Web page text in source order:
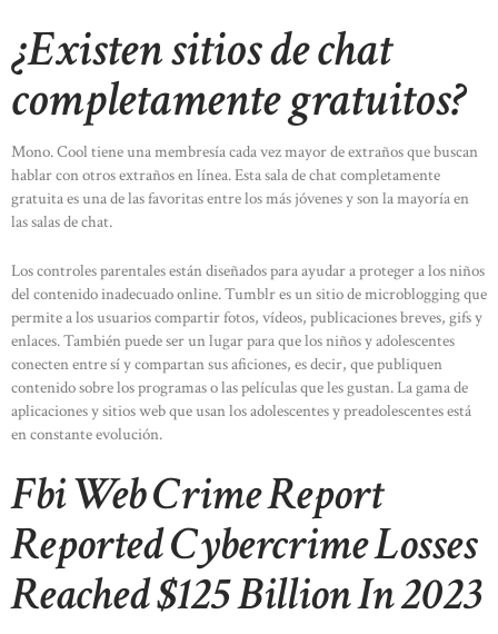
¿Existen sitios de chat
completamente gratuitos?
Mono. Cool tiene una membresía cada vez mayor de extraños que buscan
hablar con otros extraños en línea. Esta sala de chat completamente
gratuita es una de las favoritas entre los más jóvenes y son la mayoría en
las salas de chat.
Los controles parentales están diseñados para ayudar a proteger a los niños
del contenido inadecuado online. Tumblr es un sitio de microblogging que
permite a los usuarios compartir fotos, vídeos, publicaciones breves, gifs y
enlaces. También puede ser un lugar para que los niños y adolescentes
conecten entre sí y compartan sus aficiones, es decir, que publiquen
contenido sobre los programas o las películas que les gustan. La gama de
aplicaciones y sitios web que usan los adolescentes y preadolescentes está
en constante evolución.
Fbi Web Crime Report
Reported Cybercrime Losses
Reached $125 Billion In 2023